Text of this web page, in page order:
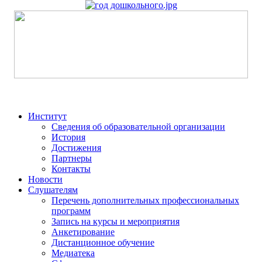
Институт
Сведения об образовательной организации
История
Достижения
Партнеры
Контакты
Новости
Слушателям
Перечень дополнительных профессиональных
программ
Запись на курсы и мероприятия
Анкетирование
Дистанционное обучение
Медиатека